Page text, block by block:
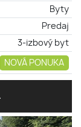
Byty
Predaj
3-izbový byt
NOVÁ PONUKA